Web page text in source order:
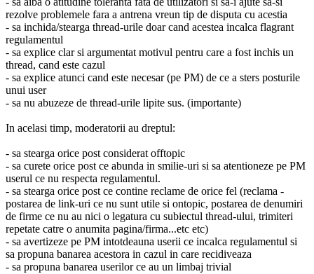
rezolve problemele fara a antrena vreun tip de disputa cu acestia
- sa inchida/stearga thread-urile doar cand acestea incalca flagrant
regulamentul
- sa explice clar si argumentat motivul pentru care a fost inchis un
thread, cand este cazul
- sa explice atunci cand este necesar (pe PM) de ce a sters posturile
unui user
- sa nu abuzeze de thread-urile lipite sus. (importante)
In acelasi timp, moderatorii au dreptul:
- sa stearga orice post considerat offtopic
- sa curete orice post ce abunda in smilie-uri si sa atentioneze pe PM
userul ce nu respecta regulamentul.
- sa stearga orice post ce contine reclame de orice fel (reclama -
postarea de link-uri ce nu sunt utile si ontopic, postarea de denumiri
de firme ce nu au nici o legatura cu subiectul thread-ului, trimiteri
repetate catre o anumita pagina/firma...etc etc)
- sa avertizeze pe PM intotdeauna userii ce incalca regulamentul si
sa propuna banarea acestora in cazul in care recidiveaza
- sa propuna banarea userilor ce au un limbaj trivial